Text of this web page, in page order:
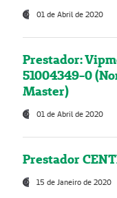
01 de Abril de 2020
Prestador:
51004349-0
Master)
01 de Abril de 2020
Prestador
15 de Janeiro de 2020